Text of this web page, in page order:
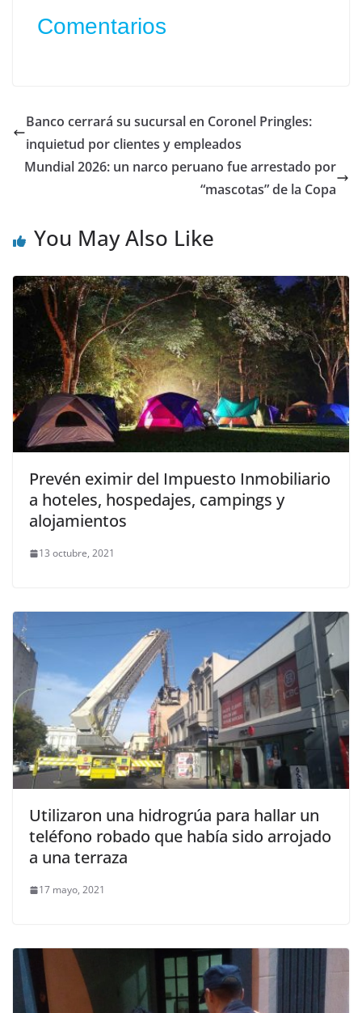
Comentarios
Banco cerrará su sucursal en Coronel Pringles:
inquietud por clientes y empleados
Mundial 2026: un narco peruano fue arrestado por
“mascotas” de la Copa
You May Also Like
Prevén eximir del Impuesto Inmobiliario
a hoteles, hospedajes, campings y
alojamientos
13 octubre, 2021
Utilizaron una hidrogrúa para hallar un
teléfono robado que había sido arrojado
a una terraza
17 mayo, 2021